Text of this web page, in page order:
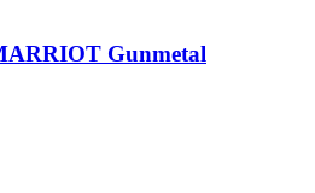
Gunmetal